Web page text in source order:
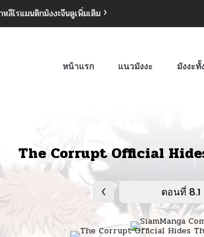
หลีโรแมนติกมังงะจีนดูเพิ่มเติม
หน้าแรก แนวมังงะ มังงะ
The Corrupt Official
ตอนที่ 8.1